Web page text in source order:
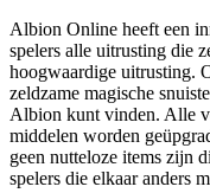
Albion Online heeft een
spelers alle uitrusting die
hoogwaardige uitrusting.
zeldzame magische
Albion kunt vinden. Alle
middelen worden
geen nutteloze items zijn
spelers die elkaar anders